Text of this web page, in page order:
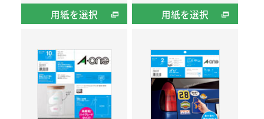
用紙を選択 用紙を選択